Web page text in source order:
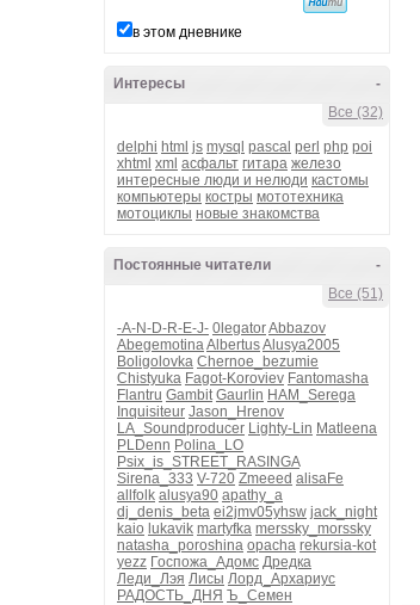
в этом дневнике
-
Интересы
Все (32)
delphi html js mysql pascal perl php poi
xhtml xml асфальт гитара железо
интересные люди и нелюди кастомы
компьютеры костры мототехника
мотоциклы новые знакомства
-
Постоянные читатели
Все (51)
-A-N-D-R-E-J- 0legatorAbbazov
AbegemotinaAlbertusAlusya2005
Boligolovka Chernoe_bezumie
Chistyuka Fagot-Koroviev Fantomasha
Flantru Gambit Gaurlin HAM_Serega
Inquisiteur Jason_Hrenov
LA_Soundproducer Lighty-Lin Matleena
PLDenn Polina_LO
Psix_is_STREET_RASINGA
Sirena_333 V-720 Zmeeed alisaFe
allfolk alusya90 apathy_a
dj_denis_beta ei2jmv05yhsw jack_night
kaio lukavik martyfka merssky_morssky
natasha_poroshina opacha rekursia-kot
yezz Госпожа_Адомс Дредка
Леди_Лэя Лисы Лорд_Архариус
РАДОСТЬ_ДНЯ Ъ_Семен